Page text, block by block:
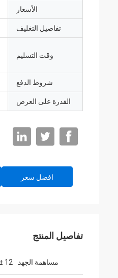
الأسعار
تفاصيل التغليف
وقت التسليم
شروط الدفع
القدرة على العرض
افضل سعر
تفاصيل المنتج
مساهمة الجهد 12 ± 2V DC